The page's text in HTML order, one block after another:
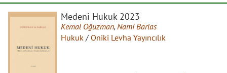
Medeni Hukuk 2023
Kemal Oğuzman, Nami Barlas
Hukuk / Oniki Levha Yayıncılık